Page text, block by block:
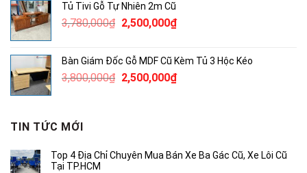
3,450,000₫.
2,000,000₫.
Tủ Tivi Gỗ Tự Nhiên 2m Cũ
3,780,000₫ Giá
3,780,000₫.
2,500,000₫Giá
là:
2,500,000₫.
Bàn Giám Đốc Gỗ MDF Cũ Kèm Tủ 3 Hộc Kéo
3,800,000₫ Giá
2,500,000₫Giá
TIN TỨC MỚI
Top 4 Địa Chỉ Chuyên Mua Bán Xe Ba Gác Cũ, Xe Lôi Cũ
Tại TP.HCM